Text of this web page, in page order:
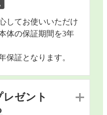
してお使いいただけ
体の保証期間を3年
保証となります。
レゼント